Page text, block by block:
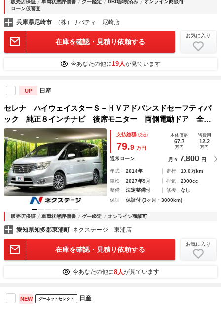
販売店保証 車両状態評価書 グー鑑定 OBD診断済み
オンライン商談可
ローン仮審査
兵庫県尼崎市 （株）リバティ 尼崎店
在庫を確認・見積り依頼する
お気に入り
今あなたの他に19人が見ています
UP 日産
セレナ ハイウェイスターＳ－ＨＶアドバンスドセーフティパ
ック 純正８インチナビ 後席モニター 両側電動ドア 全周
囲カメラ 衝突被害軽減システム 禁煙車 ドラレコ コーナ
ーセンサー スマートキー ＬＥＤヘッド ビルトインＥＴ
Ｃ クルコン 純正１６インチアルミ
支払総額(税込)
79.9 万円
本体価格
67.7
万円
諸費用
12.2
万円
通常ローン 月々 7,800 円
年式 2014年 走行
10.0万km
車検
2027年9月 排気
2000cc
整備
法定整備付 修復
なし
保証
保証付 (3ヶ月・3000km)
販売店保証 車両状態評価書 グー鑑定 オンライン商談可
愛知県知多郡東浦町 ネクステージ 東浦店
在庫を確認・見積り依頼する
お気に入り
今あなたの他に8人が見ています
NEW グーネットセレクト 日産